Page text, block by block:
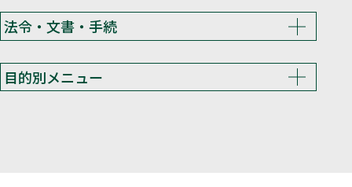
法令・文書・手続
目的別メニュー